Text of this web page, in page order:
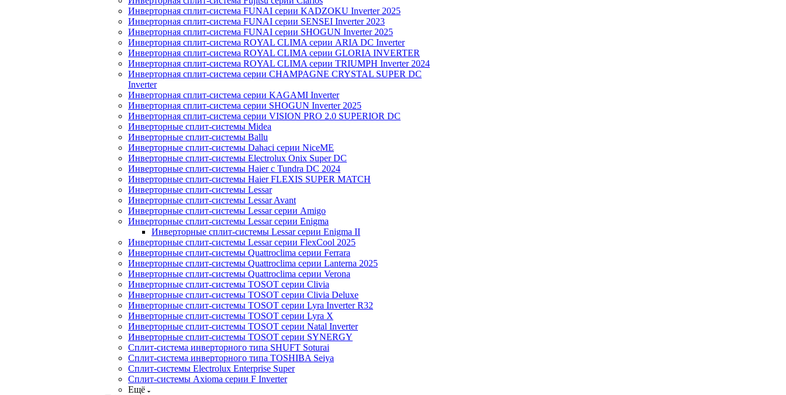
Инверторная сплит-система FUNAI серии KADZOKU Inverter 2025
Инверторная сплит-система FUNAI серии SENSEI Inverter 2023
Инверторная сплит-система FUNAI серии SHOGUN Inverter 2025
Инверторная сплит-система ROYAL CLIMA серии ARIA DC Inverter
Инверторная сплит-система ROYAL CLIMA серии GLORIA INVERTER
Инверторная сплит-система ROYAL CLIMA серии TRIUMPH Inverter 2024
Инверторная сплит-система серии CHAMPAGNE CRYSTAL SUPER DC
Inverter
Инверторная сплит-система серии KAGAMI Inverter
Инверторная сплит-система серии SHOGUN Inverter 2025
Инверторная сплит-система серии VISION PRO 2.0 SUPERIOR DC
Инверторные сплит-системы Midea
Инверторные сплит-системы Ballu
Инверторные сплит-системы Dahaci серии NiceME
Инверторные сплит-системы Electrolux Onix Super DC
Инверторные сплит-системы Haier c Tundra DC 2024
Инверторные сплит-системы Haier FLEXIS SUPER MATCH
Инверторные сплит-системы Lessar
Инверторные сплит-системы Lessar Avant
Инверторные сплит-системы Lessar серии Amigo
Инверторные сплит-системы Lessar серии Enigma
Инверторные сплит-системы Lessar серии Enigma II
Инверторные сплит-системы Lessar серии FlexCool 2025
Инверторные сплит-системы Quattroclima серии Ferrara
Инверторные сплит-системы Quattroclima серии Lanterna 2025
Инверторные сплит-системы Quattroclima серии Verona
Инверторные сплит-системы TOSOT серии Clivia
Инверторные сплит-системы TOSOT серии Clivia Deluxe
Инверторные сплит-системы TOSOT серии Lyra Inverter R32
Инверторные сплит-системы TOSOT серии Lyra X
Инверторные сплит-системы TOSOT серии Natal Inverter
Инверторные сплит-системы TOSOT серии SYNERGY
Сплит-система инверторного типа SHUFT Soturai
Сплит-система инверторного типа TOSHIBA Seiya
Сплит-системы Electrolux Enterprise Super
Сплит-системы Axioma серии F Inverter
Ещё